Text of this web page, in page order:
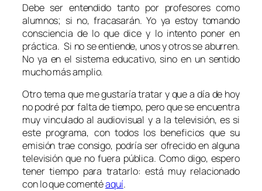
Debe ser entendido tanto por profesores como
alumnos; si no, fracasarán. Yo ya estoy tomando
consciencia de lo que dice y lo intento poner en
práctica. Si no se entiende, unos y otros se aburren.
No ya en el sistema educativo, sino en un sentido
mucho más amplio.
Otro tema que me gustaría tratar y que a día de hoy
no podré por falta de tiempo, pero que se encuentra
muy vinculado al audiovisual y a la televisión, es si
este programa, con todos los beneficios que su
emisión trae consigo, podría ser ofrecido en alguna
televisión que no fuera pública. Como digo, espero
tener tiempo para tratarlo: está muy relacionado
con lo que comentéaquí.